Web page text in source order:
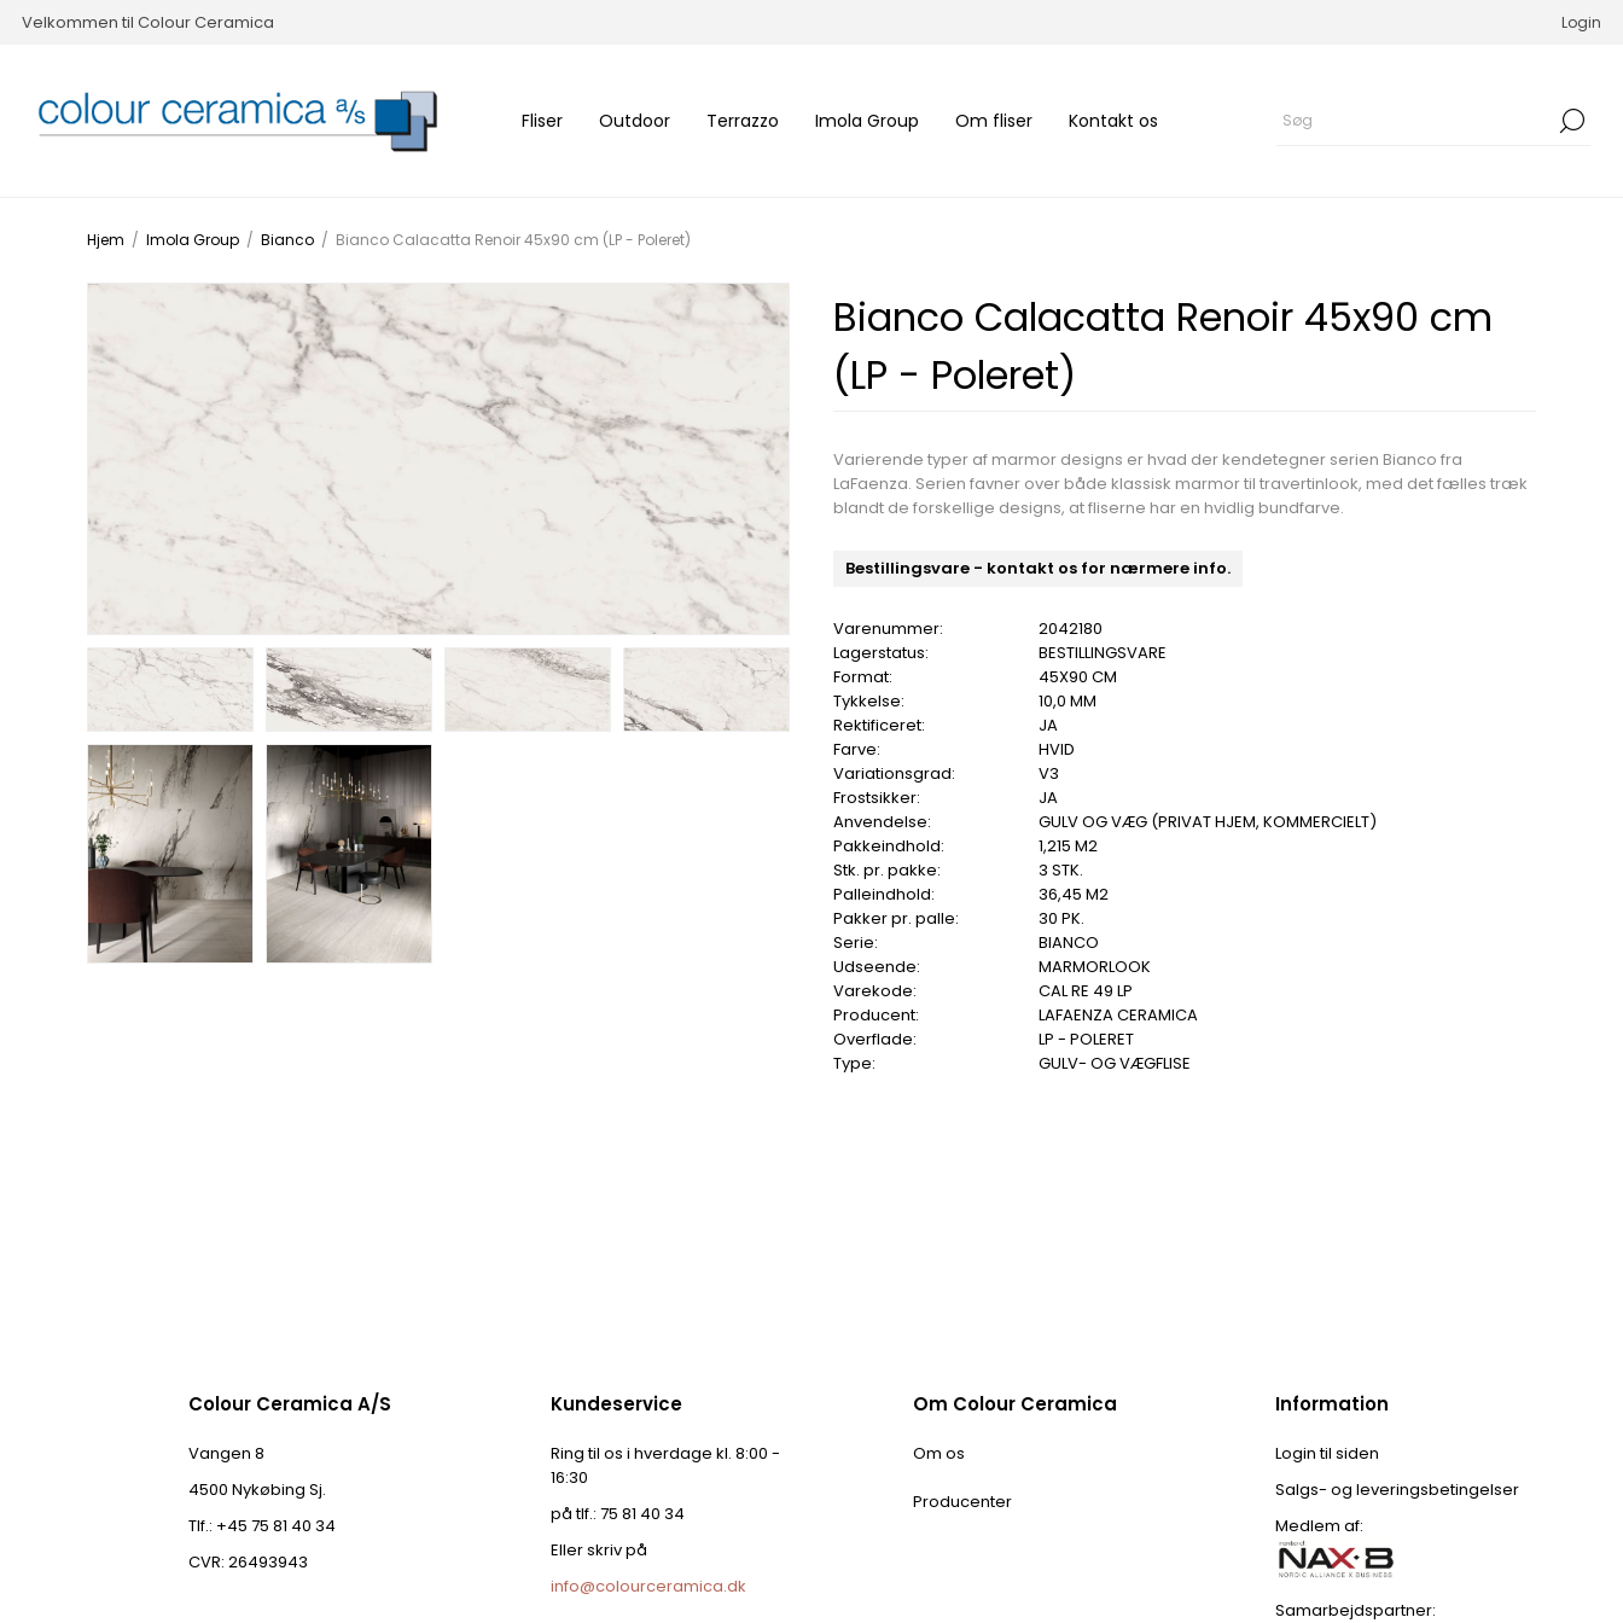
Velkommen til Colour Ceramica Login
Fliser Outdoor Terrazzo Imola Group Om fliser Kontakt os
Hjem / Imola Group / Bianco / Bianco Calacatta Renoir 45x90 cm (LP - Poleret)
Bianco Calacatta Renoir 45x90 cm
(LP - Poleret)
Varierende typer af marmor designs er hvad der kendetegner serien Bianco fra
LaFaenza. Serien favner over både klassisk marmor til travertinlook, med det fælles træk
blandt de forskellige designs, at fliserne har en hvidlig bundfarve.
Bestillingsvare - kontakt os for nærmere info.
Varenummer:
2042180
Lagerstatus:
BESTILLINGSVARE
Format:
45X90 CM
Tykkelse:
10,0 MM
Rektificeret:
JA
Farve:
HVID
Variationsgrad:
V3
Frostsikker:
JA
Anvendelse:
GULV OG VÆG (PRIVAT HJEM, KOMMERCIELT)
Pakkeindhold:
1,215 M2
Stk. pr. pakke:
3 STK.
Palleindhold:
36,45 M2
Pakker pr. palle:
30 PK.
Serie:
BIANCO
Udseende:
MARMORLOOK
Varekode:
CAL RE 49 LP
Producent:
LAFAENZA CERAMICA
Overflade:
LP - POLERET
Type:
GULV- OG VÆGFLISE
Colour Ceramica A/S
Vangen 8
4500 Nykøbing Sj.
Tlf.: +45 75 81 40 34
CVR: 26493943
Kundeservice
Ring til os i hverdage kl. 8:00 -
16:30
på tlf.: 75 81 40 34
Eller skriv på
info@colourceramica.dk
Om Colour Ceramica
Om os
Producenter
Information
Login til siden
Salgs- og leveringsbetingelser
Medlem af:
Samarbejdspartner: